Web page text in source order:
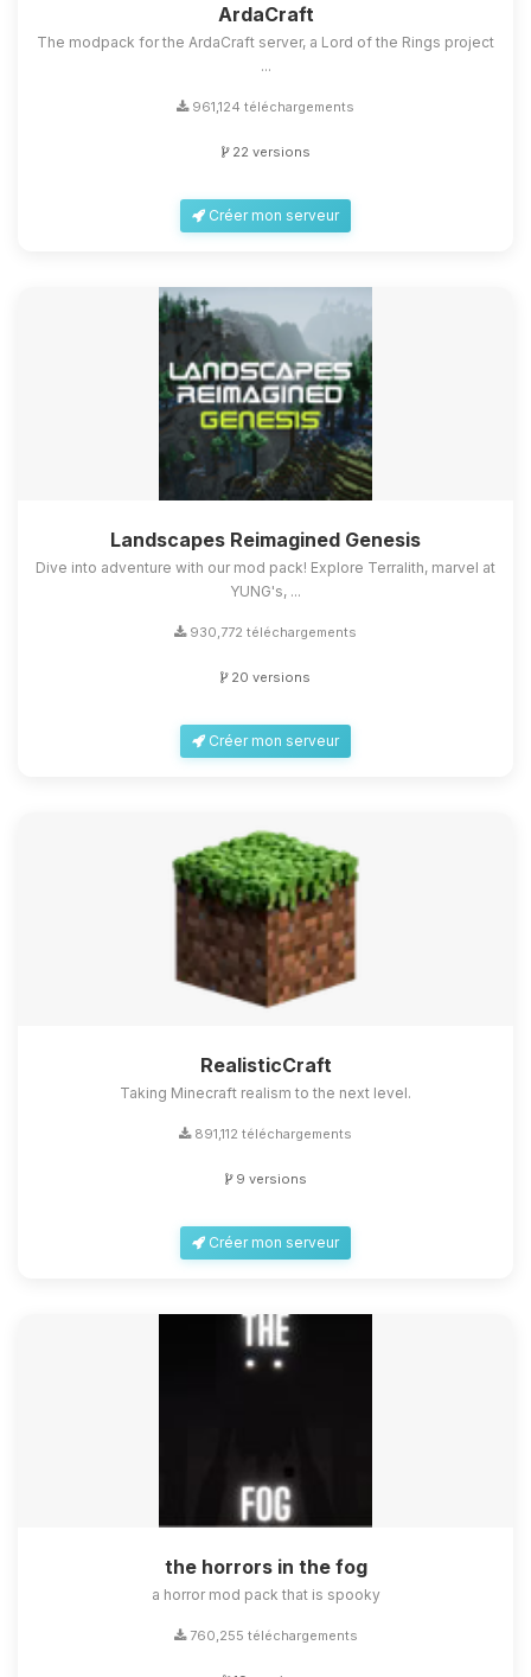
ArdaCraft
The modpack for the ArdaCraft server, a Lord of the Rings project
...
961,124 téléchargements
22 versions
Créer mon serveur
Landscapes Reimagined Genesis
Dive into adventure with our mod pack! Explore Terralith, marvel at
YUNG's, ...
930,772 téléchargements
20 versions
Créer mon serveur
RealisticCraft
Taking Minecraft realism to the next level.
891,112 téléchargements
9 versions
Créer mon serveur
the horrors in the fog
a horror mod pack that is spooky
760,255 téléchargements